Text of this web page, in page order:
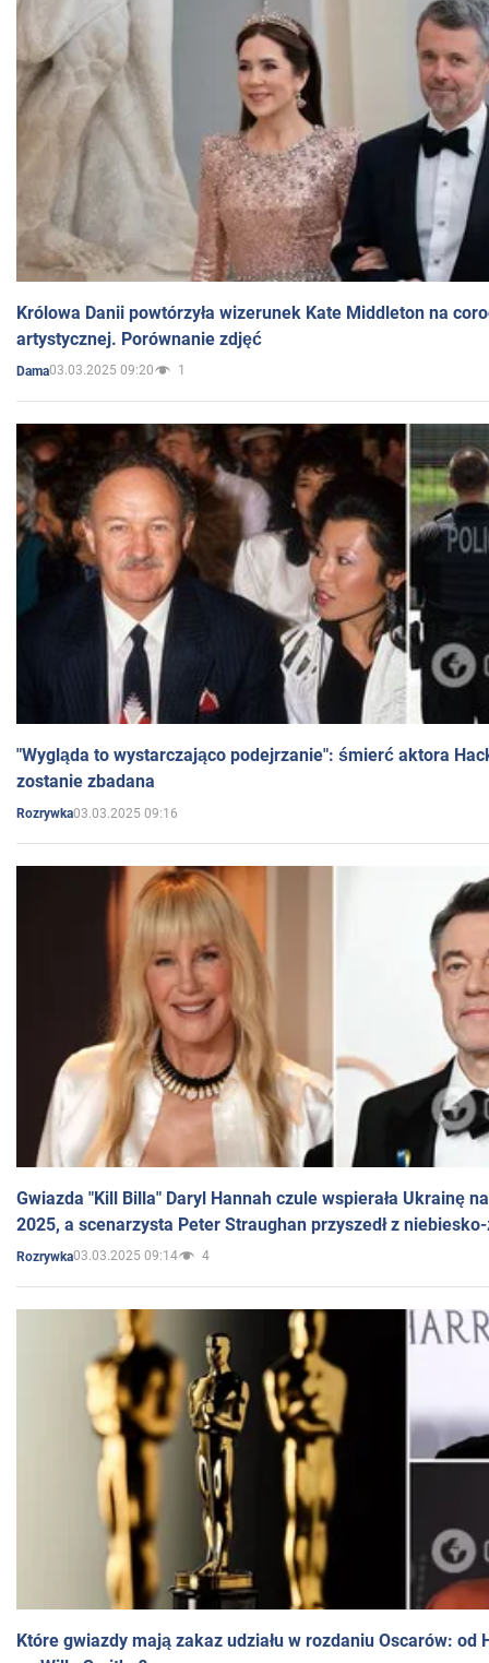
Królowa Danii powtórzyła wizerunek Kate Middleton na
artystycznej. Porównanie zdjęć
Dama03.03.2025 09:20 1
"Wygląda to wystarczająco podejrzanie": śmierć aktora
zostanie zbadana
Rozrywka03.03.2025 09:16
Gwiazda "Kill Billa" Daryl Hannah czule wspierała Ukrainę
2025, a scenarzysta Peter Straughan przyszedł z
Rozrywka03.03.2025 09:14 4
Które gwiazdy mają zakaz udziału w rozdaniu Oscarów: od